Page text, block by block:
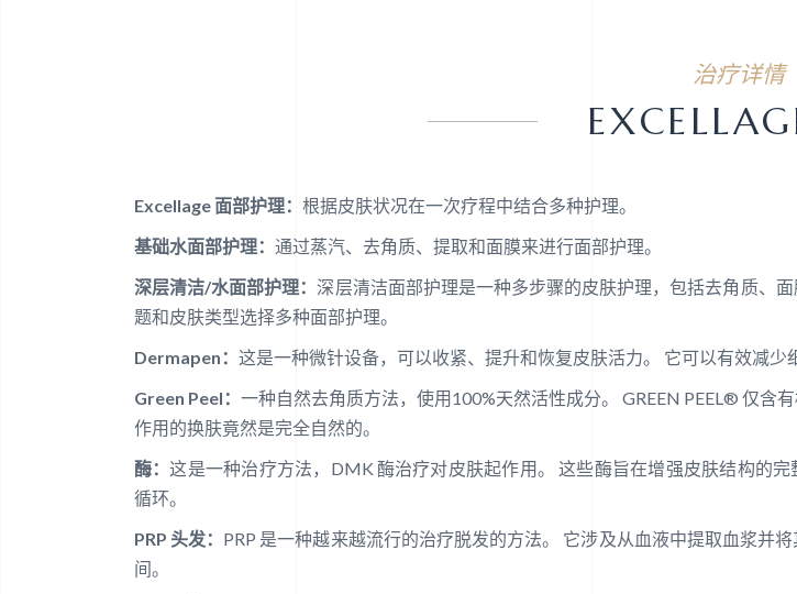
治疗详情
Excellage 面部护理： 根据皮肤状况在一次疗程中结合多种护理。
基础水面部护理： 通过蒸汽、去角质、提取和面膜来进行面部护理。
深层清洁/水面部护理：深层清洁面部护理是一种多步骤的皮肤护理，包括去角质、
题和皮肤类型选择多种面部护理。
Dermapen： 这是一种微针设备，可以收紧、提升和恢复皮肤活力。 它可以有效减少
Green Peel： 一种自然去角质方法，使用100%天然活性成分。 GREEN PEEL® 仅
作用的换肤竟然是完全自然的。
酶：这是一种治疗方法，DMK 酶治疗对皮肤起作用。 这些酶旨在增强皮肤结构的
循环。
PRP 头发： PRP 是一种越来越流行的治疗脱发的方法。 它涉及从血液中提取血浆并
间。